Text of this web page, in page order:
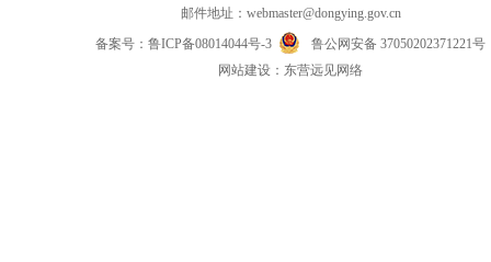
邮件地址： webmaster@dongying.gov.cn
备案号： 鲁ICP备08014044号-3
鲁公网安备 37050202371221号
网站建设： 东营远见网络